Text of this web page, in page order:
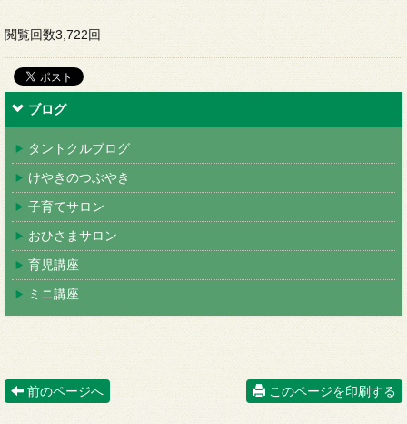
閲覧回数3,722回
ブログ
タントクルブログ
けやきのつぶやき
子育てサロン
おひさまサロン
育児講座
ミニ講座
前のページへ このページを印刷する